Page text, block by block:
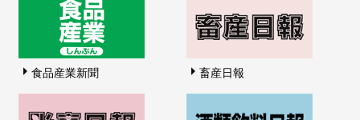
食品産業新聞 畜産日報